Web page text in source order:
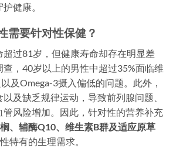
健康。
需要针对性保健？
超过81岁，但健康寿命却存在明显差
，40岁以上的男性中超过35%面临维
及Omega-3摄入偏低的问题。此外，
及缺乏规律运动，导致前列腺问题、
风险增加。因此，针对性的营养补充
、辅酶Q10、维生素B群及适应原草
特有的生理需求。